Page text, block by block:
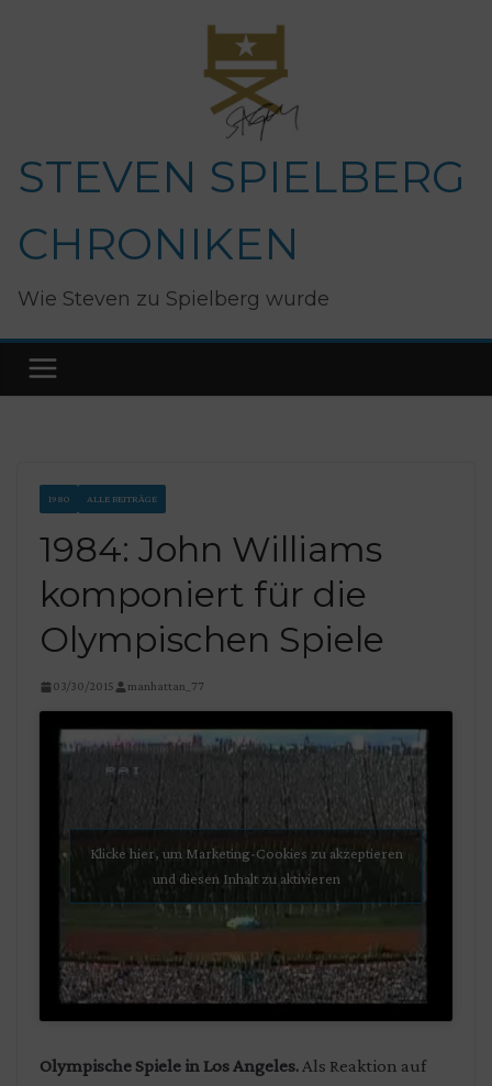
STEVEN SPIELBERG
CHRONIKEN
Wie Steven zu Spielberg wurde
1980 ALLE BEITRÄGE
1984: John Williams
komponiert für die
Olympischen Spiele
03/30/2015 manhattan_77
Klicke hier, um Marketing-Cookies zu akzeptieren
und diesen Inhalt zu aktivieren
Olympische Spiele in Los Angeles. Als Reaktion auf